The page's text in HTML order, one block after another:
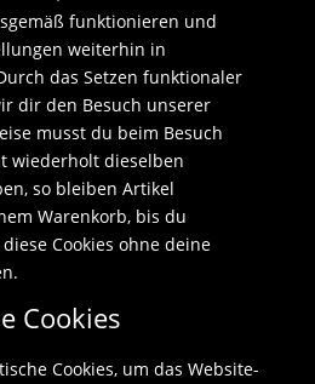
funktionieren und
weiterhin in
das Setzen funktionaler
dir den Besuch unserer
musst du beim Besuch
wiederholt dieselben
so bleiben Artikel
Warenkorb, bis du
Cookies ohne deine
Cookies
Cookies, um das Website-